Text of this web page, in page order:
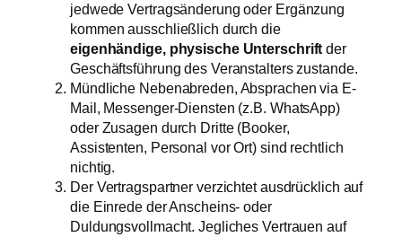
jedwede Vertragsänderung oder Ergänzung
kommen ausschließlich durch die
eigenhändige, physische Unterschrift der
Geschäftsführung des Veranstalters zustande.
Mündliche Nebenabreden, Absprachen via E-
Mail, Messenger-Diensten (z.B. WhatsApp)
oder Zusagen durch Dritte (Booker,
Assistenten, Personal vor Ort) sind rechtlich
nichtig.
Der Vertragspartner verzichtet ausdrücklich auf
die Einrede der Anscheins- oder
Duldungsvollmacht. Jegliches Vertrauen auf